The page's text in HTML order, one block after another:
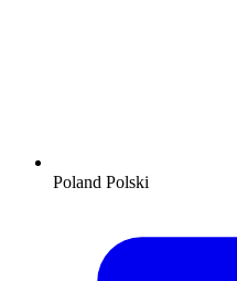
Poland Polski